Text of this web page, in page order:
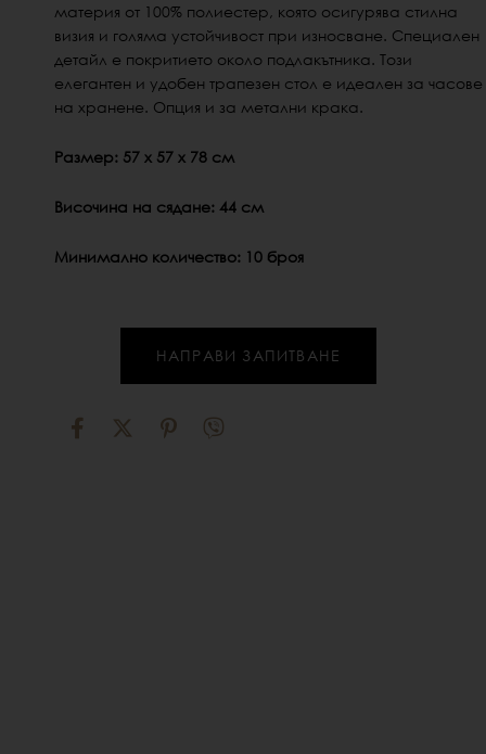
материя от 100% полиестер, която осигурява стилна
визия и голяма устойчивост при износване. Специален
детайл е покритието около подлакътника. Този
елегантен и удобен трапезен стол е идеален за часове
на хранене. Опция и за метални крака.
Размер: 57 x 57 x 78 см
Височина на сядане: 44 см
Минимално количество: 10 броя
НАПРАВИ ЗАПИТВАНЕ